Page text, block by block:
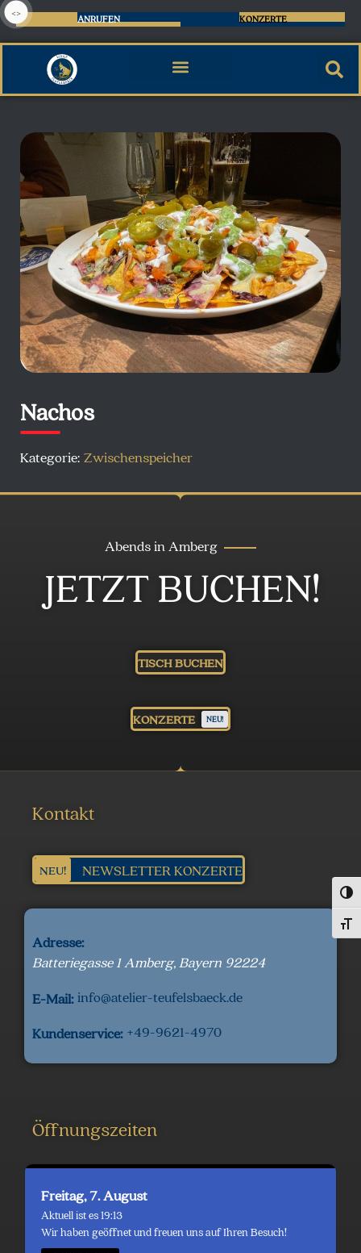
ANRUFEN
<>
KONZERTE
Nachos
Kategorie: Zwischenspeicher
Abends in Amberg
JETZT BUCHEN!
TISCH BUCHEN
KONZERTE NEU!
Kontakt
NEWSLETTER KONZERTE
NEU!
Adresse:
Batteriegasse 1Amberg,Bayern 92224
E-Mail:info@atelier-teufelsbaeck.de
Kundenservice: +49-9621-4970
Öffnungszeiten
Freitag, 7. August
Aktuell ist es 19:13
Wir haben geöffnet und freuen uns auf Ihren Besuch!